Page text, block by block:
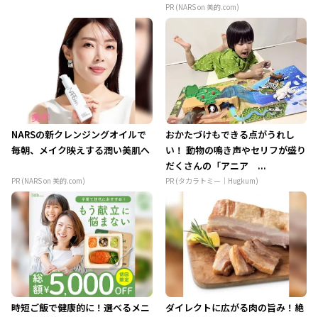
PR (NARS on 美的.com)
NARSの新クレンジングオイルで
毎朝、メイク映えする潤い美肌へ
PR (NARS on 美的.com)
おかたづけもできる点がうれし
い！ 動物の鳴き声やセリフが盛り
だくさんの「アニア ...
PR (タカラトミー｜Hugkum)
時短ご飯で健康的に！選べるメニ
ダイレクトに広がる肉の旨み！絶